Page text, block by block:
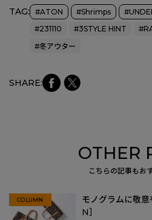
TAG: #ATON #Shrimps
#231110
#3STYLE HINT
#冬アウター
SHARE:faceb
ookに
Xにシ
ェア
OTHER
こちらの記事もお
COLUMN
モノグラムに敬
N］